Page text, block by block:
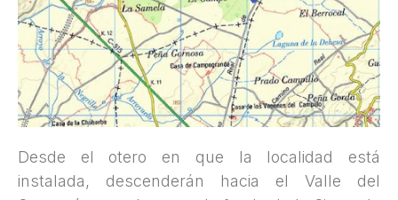
Desde el otero en que la localidad está
instalada, descenderán hacia el Valle del